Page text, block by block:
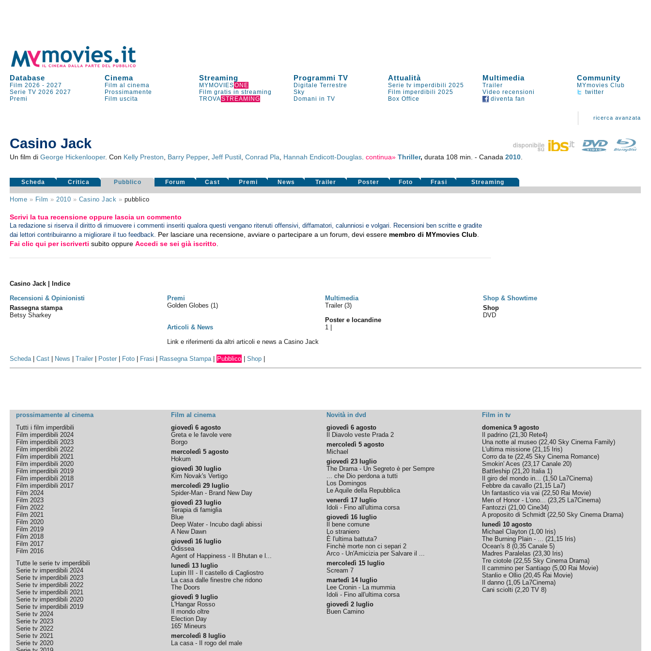
Database Cinema Streaming Programmi TV Attualità Multimedia Community
Film 2026 -2027 Film al cinema MYMOVIESONE Digitale Terrestre Serie tv imperdibili 2025 Trailer
MYmovies Club
Serie TV 2026 2027 Prossimamente Film gratis in streaming Sky Film imperdibili 2025 Video recensioni
twitter
Premi
Film uscita TROVASTREAMING Domani in TV Box Office diventa fan
ricerca avanzata
Casino Jack
Un film diGeorge Hickenlooper. Con Kelly Preston Barry Pepper,Jeff Pustil ,Conrad Pla Hannah Endicott-Douglas .continua» Thriller,durata 108 min. - Canada2010
Scheda Critica Pubblico Forum Cast Premi News Trailer Poster Foto Frasi Streaming
Home » Film » 2010 » Casino Jack » pubblico
Scrivi la tua recensione oppure lascia un commento
La redazione si riserva il diritto di rimuovere i commenti inseriti qualora questi vengano ritenuti offensivi, diffamatori, calunniosi e volgari. Recensioni ben scritte e gradite
dai lettori contribuiranno a migliorare il tuo feedback. Per lasciare una recensione, avviare o partecipare a un forum, devi essere membro di MYmovies Club
Fai clic qui per iscriverti subito oppureAccedi se sei già iscritto
Casino Jack | Indice
Recensioni & Opinionisti
Premi Multimedia
Shop & Showtime
Rassegna stampa
Betsy Sharkey
Golden Globes(1)
Articoli & News
Link e riferimenti da altri articoli e news a Casino Jack
Trailer (3)
Poster e locandine
1
Shop
DVD
Scheda|Cast News |Trailer Poster Foto Frasi Rassegna Stampa| Pubblico |Shop
prossimamente al cinema Film al cinema Novità in dvd
Film in tv
Tutti i film imperdibili
Film imperdibili 2024
Film imperdibili 2023
Film imperdibili 2022
Film imperdibili 2021
Film imperdibili 2020
Film imperdibili 2019
Film imperdibili 2018
Film imperdibili 2017
Film 2024
Film 2023
Film 2022
Film 2021
Film 2020
Film 2019
Film 2018
Film 2017
Film 2016
Tutte le serie tv imperdibili
Serie tv imperdibili 2024
Serie tv imperdibili 2023
Serie tv imperdibili 2022
Serie tv imperdibili 2021
Serie tv imperdibili 2020
Serie tv imperdibili 2019
Serie tv 2024
Serie tv 2023
Serie tv 2022
Serie tv 2021
Serie tv 2020
giovedì 6 agosto
Greta e le favole vere
Borgo
mercoledì 5 agosto
Hokum
giovedì 30 luglio
Kim Novak's Vertigo
mercoledì 29 luglio
Spider-Man - Brand New Day
giovedì 23 luglio
Terapia di famiglia
Blue
Deep Water - Incubo dagli abissi
A New Dawn
giovedì 16 luglio
Odissea
Agent of Happiness - Il Bhutan e l...
lunedì 13 luglio
Lupin III - Il castello di Cagliostro
La casa dalle finestre che ridono
The Doors
giovedì 9 luglio
L'Hangar Rosso
Il mondo oltre
Election Day
165' Mineurs
mercoledì 8 luglio
La casa - Il rogo del male
giovedì 6 agosto
Il Diavolo veste Prada 2
mercoledì 5 agosto
Michael
giovedì 23 luglio
The Drama - Un Segreto è per Sempre
... che Dio perdona a tutti
Los Domingos
Le Aquile della Repubblica
venerdì 17 luglio
Idoli - Fino all'ultima corsa
giovedì 16 luglio
Il bene comune
Lo straniero
È l'ultima battuta?
Finchè morte non ci separi 2
Arco - Un'Amicizia per Salvare il ...
mercoledì 15 luglio
Scream 7
martedì 14 luglio
Lee Cronin - La mummia
Idoli - Fino all'ultima corsa
giovedì 2 luglio
Buen Camino
domenica 9 agosto
Il padrino (21,30 Rete4)
Una notte al museo (22,40 Sky Cinema Family)
L'ultima missione (21,15 Iris)
Corro da te (22,45 Sky Cinema Romance)
Smokin' Aces (23,17 Canale 20)
Battleship (21,20 Italia 1)
Il giro del mondo in... (1,50 La7Cinema)
Febbre da cavallo (21,15 La7)
Un fantastico via vai (22,50 Rai Movie)
Men of Honor - L'ono... (23,25 La7Cinema)
Fantozzi (21,00 Cine34)
A proposito di Schmidt (22,50 Sky Cinema Drama)
lunedì 10 agosto
Michael Clayton (1,00 Iris)
The Burning Plain - ... (21,15 Iris)
Ocean's 8 (0,35 Canale 5)
Madres Paralelas (23,30 Iris)
Tre ciotole (22,55 Sky Cinema Drama)
Il cammino per Santiago (5,00 Rai Movie)
Stanlio e Ollio (20,45 Rai Movie)
Il danno (1,05 La7Cinema)
Cani sciolti (2,20 TV 8)